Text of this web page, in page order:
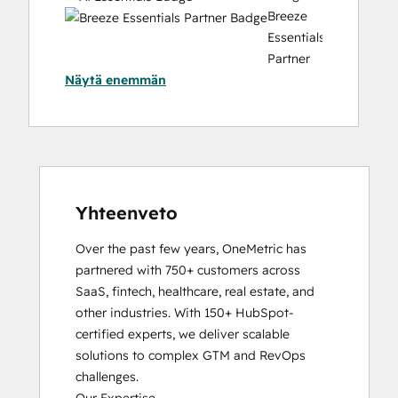
Breeze
Essentials
Partner
Integrations
Email
Näytä enemmän
Yhteenveto
Over the past few years, OneMetric has
partnered with 750+ customers across
SaaS, fintech, healthcare, real estate, and
other industries. With 150+ HubSpot-
certified experts, we deliver scalable
solutions to complex GTM and RevOps
challenges.